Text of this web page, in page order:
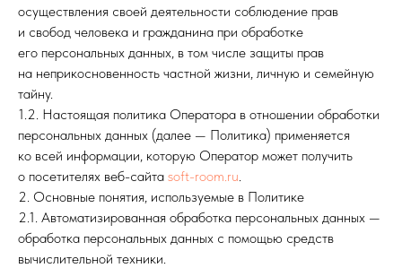
осуществления своей деятельности соблюдение прав
и свобод человека и гражданина при обработке
его персональных данных, в том числе защиты прав
на неприкосновенность частной жизни, личную и семейную
тайну.
1.2. Настоящая политика Оператора в отношении обработки
персональных данных (далее — Политика) применяется
ко всей информации, которую Оператор может получить
о посетителях веб-сайта soft-room.ru.
2. Основные понятия, используемые в Политике
2.1. Автоматизированная обработка персональных данных —
обработка персональных данных с помощью средств
вычислительной техники.